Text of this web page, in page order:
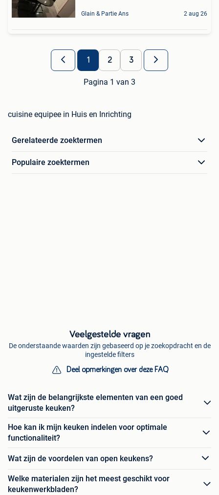
Glain & Partie Ans 2 aug 26
1 2 3
Pagina 1 van 3
cuisine equipee in Huis en Inrichting
Gerelateerde zoektermen
Populaire zoektermen
Veelgestelde vragen
De onderstaande waarden zijn gebaseerd op je zoekopdracht en de
ingestelde filters
Deel opmerkingen over deze FAQ
Wat zijn de belangrijkste elementen van een goed
uitgeruste keuken?
Hoe kan ik mijn keuken indelen voor optimale
functionaliteit?
Wat zijn de voordelen van open keukens?
Welke materialen zijn het meest geschikt voor
keukenwerkbladen?